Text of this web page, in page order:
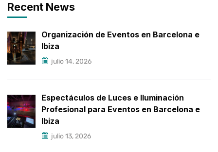
Recent News
Organización de Eventos en Barcelona e
Ibiza
julio 14, 2026
Espectáculos de Luces e Iluminación
Profesional para Eventos en Barcelona e
Ibiza
julio 13, 2026